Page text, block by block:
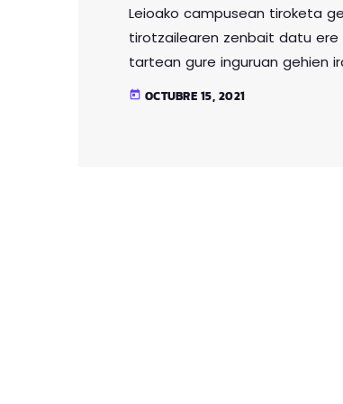
Leioako campusean tiroketa
tirotzailearen zenbait datu ere
tartean gure inguruan gehien
Ilustrazioak, jazoerarekin
today OCTUBRE 15, 2021